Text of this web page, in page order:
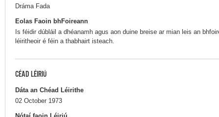
Dráma Fada
Eolas Faoin bhFoireann
Is féidir dúbláil a dhéanamh agus aon duine breise ar mian leis an
léiritheoir é féin a thabhairt isteach.
CÉAD LÉIRIÚ
Dáta an Chéad Léirithe
02 October 1973